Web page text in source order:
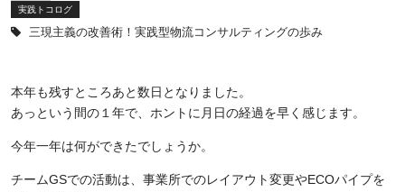
実践トコログ
三現主義の改善術！実践型物流コンサルティングの歩み
本年も残すところあと数日となりました。
あっという間の１年で、ホントに月日の経過を早く感じます。
今年一年は何ができたでしょうか。
チームGSでの活動は、事業所でのレイアウト変更やECOパイプを